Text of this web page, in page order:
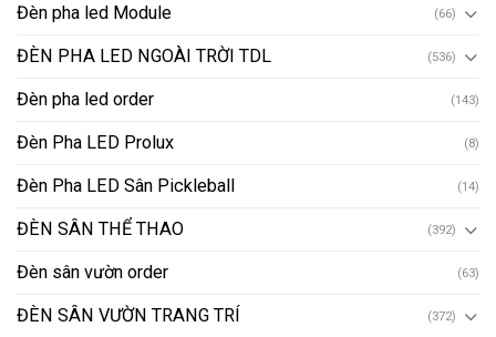
Đèn pha led Module (66)
ĐÈN PHA LED NGOÀI TRỜI TDL (536)
Đèn pha led order (143)
Đèn Pha LED Prolux (8)
Đèn Pha LED Sân Pickleball (14)
ĐÈN SÂN THỂ THAO (392)
Đèn sân vườn order (63)
ĐÈN SÂN VƯỜN TRANG TRÍ (372)